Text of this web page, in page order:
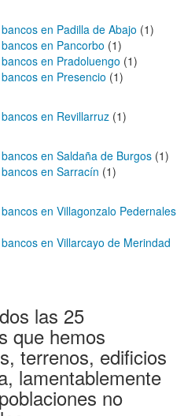
en Padilla de Abajo (1)
en Pancorbo (1)
en Pradoluengo (1)
en Presencio (1)
en Revillarruz (1)
en Saldaña de Burgos (1)
en Sarracín (1)
en Villagonzalo Pedernales
en Villarcayo de Merindad
las 25
que hemos
terrenos, edificios
lamentablemente
no